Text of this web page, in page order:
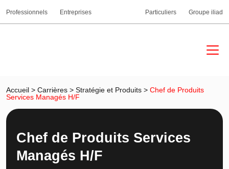
Professionnels Entreprises Particuliers Groupe iliad
Accueil > Carrières > Stratégie et Produits > Chef de Produits
Services Managés H/F
Chef de Produits Services
Managés H/F